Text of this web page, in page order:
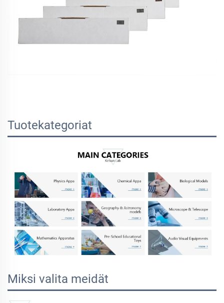
Tuotekategoriat
Miksi valita meidät